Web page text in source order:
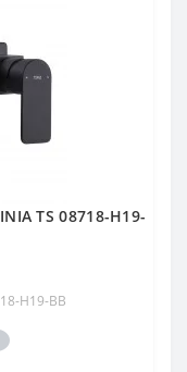
TS 08718-H19-
H19-BB